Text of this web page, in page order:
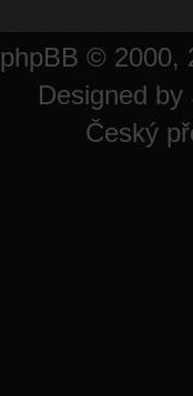
phpBB © 2000,
Designed by
Český